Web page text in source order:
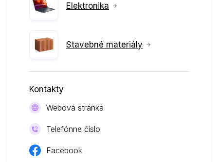
Elektronika
Stavebné materiály
Kontakty
Webová stránka
Telefónne číslo
Facebook